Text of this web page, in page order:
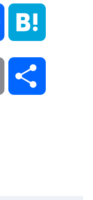
Facebook
Email